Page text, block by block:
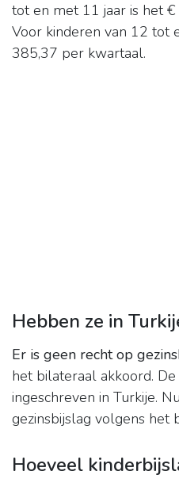
tot en met 11 jaar is het
Voor kinderen van 12 tot
385,37 per kwartaal.
Hebben ze in
Er is geen recht op
het bilateraal akkoord.
ingeschreven in Turkije.
gezinsbijslag volgens het
Hoeveel